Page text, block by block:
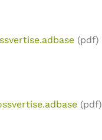
(pdf)
(pdf)